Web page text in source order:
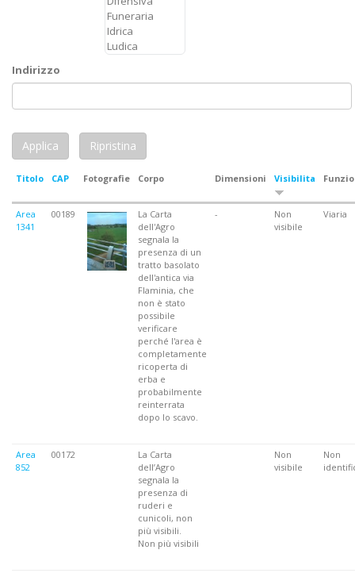
Indirizzo
Titolo CAP Fotografie Corpo Dimensioni Visibilita
Area
1341
00189
La Carta
dell'Agro
segnala la
presenza di un
tratto basolato
dell'antica via
Flaminia, che
non è stato
possibile
verificare
perché l'area è
completamente
ricoperta di
erba e
probabilmente
reinterrata
dopo lo scavo.
-
Non
visibile
Viaria
Area
852
00172
La Carta
dell’Agro
segnala la
presenza di
ruderi e
cunicoli, non
più visibili.
Non più visibili
Non
visibile
Non